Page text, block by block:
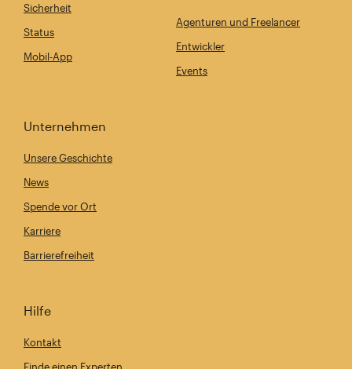
Sicherheit
Status
Mobil-App
Agenturen und Freelancer
Entwickler
Events
Unternehmen
Unsere Geschichte
News
Spende vor Ort
Karriere
Barrierefreiheit
Hilfe
Kontakt